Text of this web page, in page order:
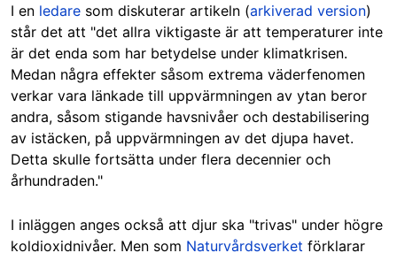
I en ledare som diskuterar artikeln (arkiverad version)
står det att "det allra viktigaste är att temperaturer inte
är det enda som har betydelse under klimatkrisen.
Medan några effekter såsom extrema väderfenomen
verkar vara länkade till uppvärmningen av ytan beror
andra, såsom stigande havsnivåer och destabilisering
av istäcken, på uppvärmningen av det djupa havet.
Detta skulle fortsätta under flera decennier och
århundraden."
I inläggen anges också att djur ska "trivas" under högre
koldioxidnivåer. Men som Naturvårdsverket förklarar